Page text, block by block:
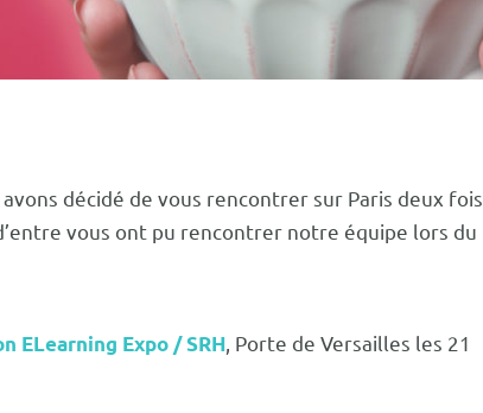
avons décidé de vous rencontrer sur Paris deux fois
vous ont pu rencontrer notre équipe lors du
ELearning Expo / SRH, Porte de Versailles les 21